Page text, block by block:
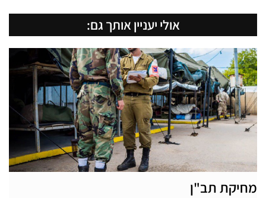
אולי יעניין אותך גם:
מחיקת תב"ן